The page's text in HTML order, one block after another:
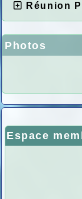
Réunion
Photos
Espace